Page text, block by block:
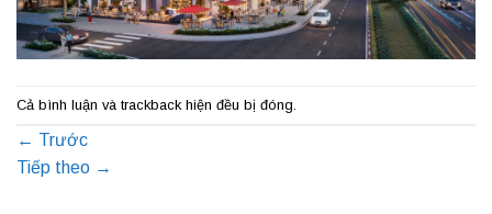
Cả bình luận và trackback hiện đều bị đóng.
← Trước
Tiếp theo →